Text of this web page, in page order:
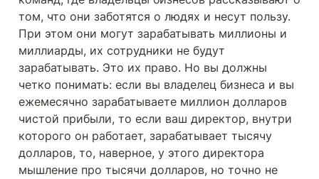
том, что они заботятся о людях и несут пользу.
При этом они могут зарабатывать миллионы и
миллиарды, их сотрудники не будут
зарабатывать. Это их право. Но вы должны
четко понимать: если вы владелец бизнеса и вы
ежемесячно зарабатываете миллион долларов
чистой прибыли, то если ваш директор, внутри
которого он работает, зарабатывает тысячу
долларов, то, наверное, у этого директора
мышление про тысячи долларов, но точно не